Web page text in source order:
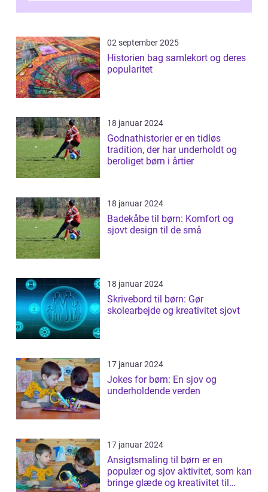
02 september 2025
Historien bag samlekort og deres
popularitet
18 januar 2024
Godnathistorier er en tidløs
tradition, der har underholdt og
beroliget børn i årtier
18 januar 2024
Badekåbe til børn: Komfort og
sjovt design til de små
18 januar 2024
Skrivebord til børn: Gør
skolearbejde og kreativitet sjovt
17 januar 2024
Jokes for børn: En sjov og
underholdende verden
17 januar 2024
Ansigtsmaling til børn er en
populær og sjov aktivitet, som kan
bringe glæde og kreativitet til